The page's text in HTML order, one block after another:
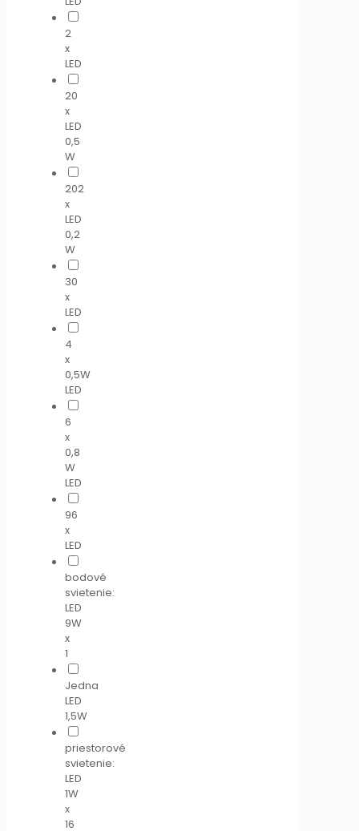
2
x
LED
20
x
LED
0,5
W
202
x
LED
0,2
W
30
x
LED
4
x
0,5W
LED
6
x
0,8
W
LED
96
x
LED
bodové
svietenie:
LED
9W
x
1
Jedna
LED
1,5W
priestorové
svietenie:
LED
1W
x
16